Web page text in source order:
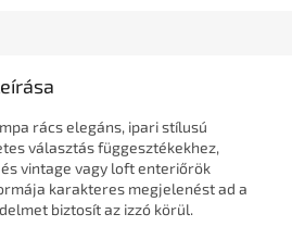
rács elegáns, ipari stílusú
választás függesztékekhez,
vintage vagy loft enteriőrök
karakteres megjelenést ad a
biztosít az izzó körül.